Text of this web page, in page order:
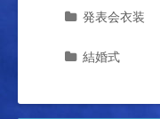
発表会衣装
結婚式